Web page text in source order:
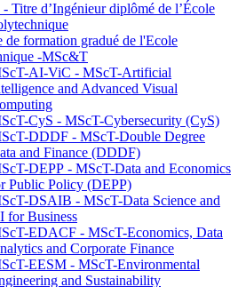
Titre d’Ingénieur diplômé de l’École
de formation gradué de l'Ecole
-MSc&T
AI-ViC - MScT-Artificial
and Advanced Visual
CyS - MScT-Cybersecurity (CyS)
DDDF - MScT-Double Degree
and Finance (DDDF)
DEPP - MScT-Data and Economics
Public Policy (DEPP)
DSAIB - MScT-Data Science and
for Business
EDACF - MScT-Economics, Data
and Corporate Finance
EESM - MScT-Environmental
and Sustainability